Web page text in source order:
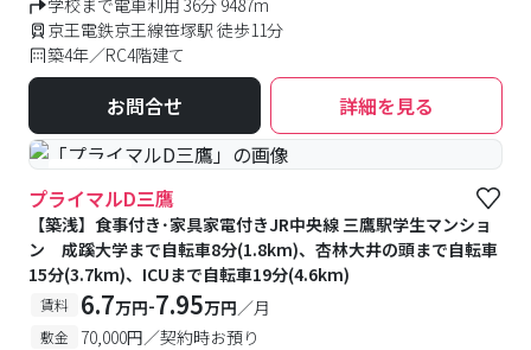
学校まで電車利用 36分 9487m
京王電鉄京王線笹塚駅 徒歩11分
築4年／RC4階建て
お問合せ 詳細を見る
#食事付き
プライマルD三鷹
【築浅】食事付き･家具家電付きJR中央線 三鷹駅学生マンショ
ン 成蹊大学まで自転車8分(1.8km)、杏林大井の頭まで自転車
15分(3.7km)、ICUまで自転車19分(4.6km)
賃料 6.7万円-7.95万円／月
敷金 70,000円／契約時お預り